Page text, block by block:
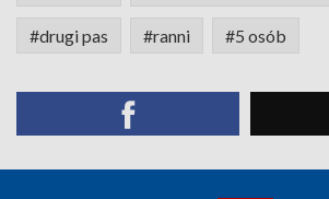
#drugi pas #ranni #5 osób